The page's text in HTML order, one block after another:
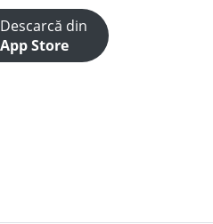
Descarcă din
App Store